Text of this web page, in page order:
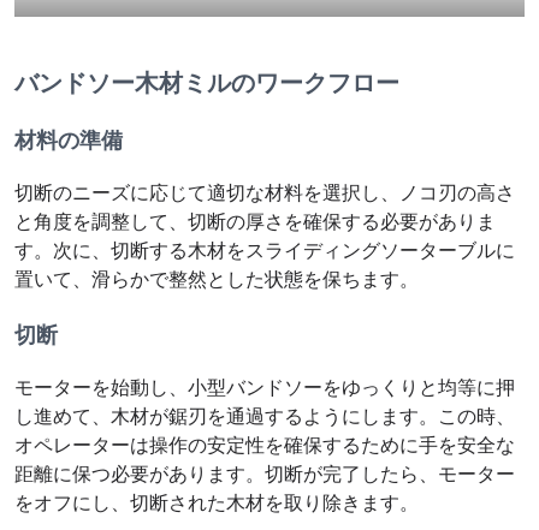
バンドソー木材ミルのワークフロー
材料の準備
切断のニーズに応じて適切な材料を選択し、ノコ刃の高さ
と角度を調整して、切断の厚さを確保する必要がありま
す。次に、切断する木材をスライディングソーターブルに
置いて、滑らかで整然とした状態を保ちます。
切断
モーターを始動し、小型バンドソーをゆっくりと均等に押
し進めて、木材が鋸刃を通過するようにします。この時、
オペレーターは操作の安定性を確保するために手を安全な
距離に保つ必要があります。切断が完了したら、モーター
をオフにし、切断された木材を取り除きます。